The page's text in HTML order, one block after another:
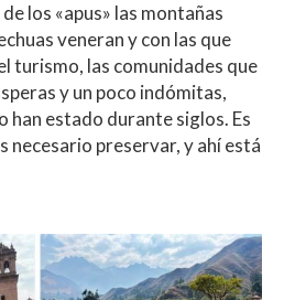
los «apus» las montañas
veneran y con las que
turismo, las comunidades que
y un poco indómitas,
han estado durante siglos. Es
necesario preservar, y ahí está